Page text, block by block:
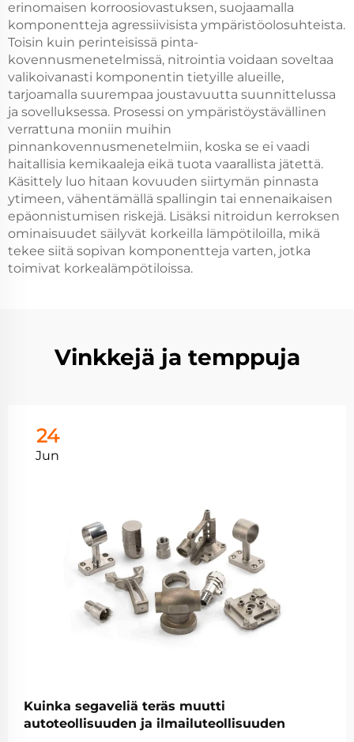
erinomaisen korroosiovastuksen, suojaamalla
komponentteja agressiivisista ympäristöolosuhteista.
Toisin kuin perinteisissä pinta-
kovennusmenetelmissä, nitrointia voidaan soveltaa
valikoivanasti komponentin tietyille alueille,
tarjoamalla suurempaa joustavuutta suunnittelussa
ja sovelluksessa. Prosessi on ympäristöystävällinen
verrattuna moniin muihin
pinnankovennusmenetelmiin, koska se ei vaadi
haitallisia kemikaaleja eikä tuota vaarallista jätettä.
Käsittely luo hitaan kovuuden siirtymän pinnasta
ytimeen, vähentämällä spallingin tai ennenaikaisen
epäonnistumisen riskejä. Lisäksi nitroidun kerroksen
ominaisuudet säilyvät korkeilla lämpötiloilla, mikä
tekee siitä sopivan komponentteja varten, jotka
toimivat korkealämpötiloissa.
Vinkkejä ja temppuja
24
Jun
Kuinka segaveliä teräs muutti
autoteollisuuden ja ilmailuteollisuuden